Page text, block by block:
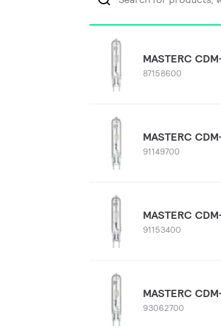
MASTERC
87158600
MASTERC
91149700
MASTERC
91153400
MASTERC
93062700